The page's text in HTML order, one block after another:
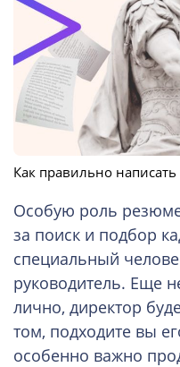
Как правильно
Особую роль
за поиск и подбор
специальный
руководитель. Еще
лично, директор
том, подходите вы
особенно важно